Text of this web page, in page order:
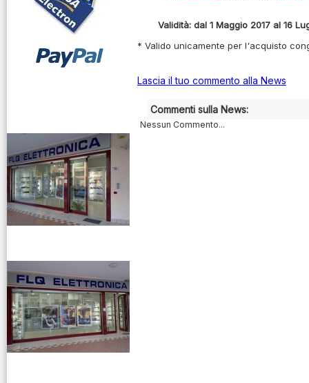
Microfoni
Auricolari Cuffie
Pacchi Batterie
Ricambi
Ricetrasmettitori
Ricevitori
Scanner
tensione
Ripetitori
GSM/2G 3G
4G/LTE
Ripetitori
Validità: dal 1 Maggio 2017 al 16
* Valido unicamente per l'acquisto
Lascia il tuo commento alla News
Commenti sulla News:
Nessun Commento...